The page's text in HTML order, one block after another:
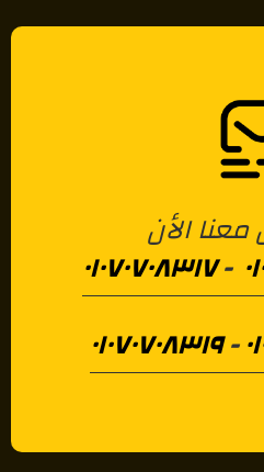
الأن
-٠١٠٧٠٧٠٨٣١٧
-٠١٠٧٠٧٠٨٣١٩